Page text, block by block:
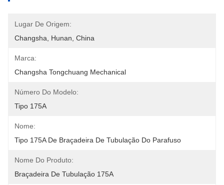
Lugar De Origem:
Changsha, Hunan, China
Marca:
Changsha Tongchuang Mechanical
Número Do Modelo:
Tipo 175A
Nome:
Tipo 175A De Braçadeira De Tubulação Do Parafuso
Nome Do Produto:
Braçadeira De Tubulação 175A